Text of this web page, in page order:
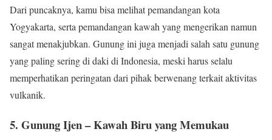
Dari puncaknya, kamu bisa melihat pemandangan kota
Yogyakarta, serta pemandangan kawah yang mengerikan namun
sangat menakjubkan. Gunung ini juga menjadi salah satu gunung
yang paling sering di daki di Indonesia, meski harus selalu
memperhatikan peringatan dari pihak berwenang terkait aktivitas
vulkanik.
5. Gunung Ijen – Kawah Biru yang Memukau